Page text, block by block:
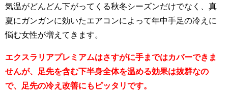
気温がどんどん下がってくる秋冬シーズンだけでなく、真
夏にガンガンに効いたエアコンによって年中手足の冷えに
悩む女性が増えてきます。
エクスラリアプレミアムはさすがに手まではカバーできま
せんが、足先を含む下半身全体を温める効果は抜群なの
で、足先の冷え改善にもピッタリです。